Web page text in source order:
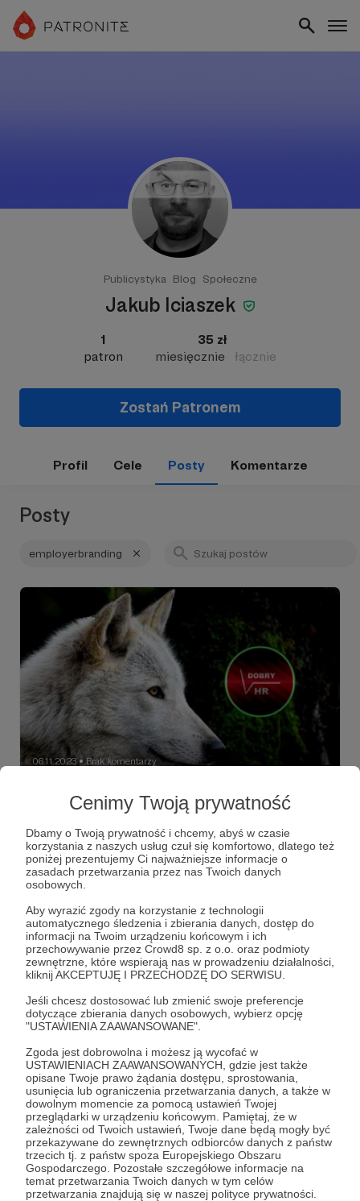
Cenimy Twoją prywatność
Dbamy o Twoją prywatność i chcemy, abyś w czasie
korzystania z naszych usług czuł się komfortowo, dlatego też
poniżej prezentujemy Ci najważniejsze informacje o
zasadach przetwarzania przez nas Twoich danych
osobowych.
Aby wyrazić zgody na korzystanie z technologii
automatycznego śledzenia i zbierania danych, dostęp do
informacji na Twoim urządzeniu końcowym i ich
przechowywanie przez Crowd8 sp. z o.o. oraz podmioty
zewnętrzne, które wspierają nas w prowadzeniu działalności,
kliknij AKCEPTUJĘ I PRZECHODZĘ DO SERWISU.
Jeśli chcesz dostosować lub zmienić swoje preferencje
dotyczące zbierania danych osobowych, wybierz opcję
"USTAWIENIA ZAAWANSOWANE".
Zgoda jest dobrowolna i możesz ją wycofać w
USTAWIENIACH ZAAWANSOWANYCH, gdzie jest także
opisane Twoje prawo żądania dostępu, sprostowania,
usunięcia lub ograniczenia przetwarzania danych, a także w
dowolnym momencie za pomocą ustawień Twojej
przeglądarki w urządzeniu końcowym. Pamiętaj, że w
zależności od Twoich ustawień, Twoje dane będą mogły być
przekazywane do zewnętrznych odbiorców danych z państw
trzecich tj. z państw spoza Europejskiego Obszaru
Gospodarczego. Pozostałe szczegółowe informacje na
temat przetwarzania Twoich danych w tym celów
przetwarzania znajdują się w naszej polityce prywatności.
Publicystyka Blog Społeczne
Jakub Iciaszek
1
patron
35 zł
miesięcznie
łącznie
Zostań Patronem
Profil Cele Posty Komentarze
Posty
employerbranding
06.11.2023 ● Brak komentarzy
Nowy artykuł na blogu. Dobry Employer
Zapraszam do przeczytania nowego artykułu
społeczeństwo candidateexperience
employerbranding
Dołącz do grona Patronów!
Wesprzyj działalność Autora Jakub Iciaszekjuż teraz!
Zostań Patronem